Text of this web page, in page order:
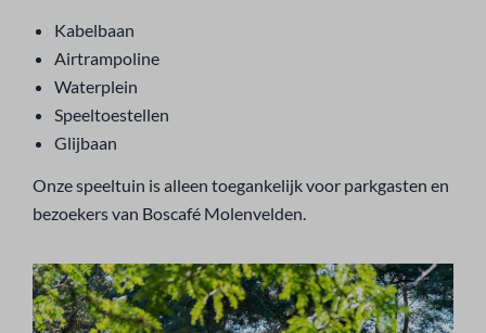
Kabelbaan
Airtrampoline
Waterplein
Speeltoestellen
Glijbaan
Onze speeltuin is alleen toegankelijk voor parkgasten en
bezoekers van Boscafé Molenvelden.